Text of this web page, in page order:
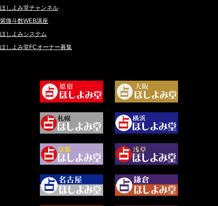
綺咲みゆき (22)
比呂 酒井 (59)
ロザリン (157)
坂宮 鈴果 (82)
尾羽奈美海 (95)
藻那ムール (2)
白丸モカ (180)
水浅葱 旬時 (150)
阿佐霧 峰麿 (37)
源 彩乃 (65)
2024年11月 (38)
2024年10月 (36)
2024年9月 (39)
2024年8月 (45)
2024年5月 (92)
2024年3月 (49)
2024年2月 (40)
2024年1月 (63)
2023年12月 (86)
2023年11月 (67)
2023年10月 (36)
ほしよみ堂チャンネル
紫微斗数WEB講座
ほしよみシステム
ほしよみ堂FCオーナー募集